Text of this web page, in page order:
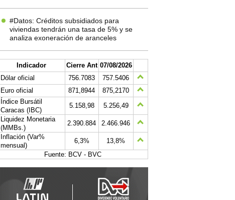
#Datos: Créditos subsidiados para
viviendas tendrán una tasa de 5% y se
analiza exoneración de aranceles
Indicador Cierre Ant 07/08/2026
Dólar oficial
756.7083
757.5406
Euro oficial
871,8944
875,2170
Índice Bursátil
Caracas (IBC)
5.158,98
5.256,49
Liquidez Monetaria
(MMBs.)
2.390.884
2.466.946
Inflación (Var%
mensual)
6,3%
13,8%
Fuente: BCV - BVC